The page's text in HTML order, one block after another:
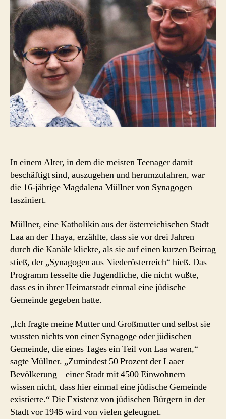
In einem Alter, in dem die meisten Teenager damit
beschäftigt sind, auszugehen und herumzufahren, war
die 16-jährige Magdalena Müllner von Synagogen
fasziniert.
Müllner, eine Katholikin aus der österreichischen Stadt
Laa an der Thaya, erzählte, dass sie vor drei Jahren
durch die Kanäle klickte, als sie auf einen kurzen Beitrag
stieß, der „Synagogen aus Niederösterreich“ hieß. Das
Programm fesselte die Jugendliche, die nicht wußte,
dass es in ihrer Heimatstadt einmal eine jüdische
Gemeinde gegeben hatte.
„Ich fragte meine Mutter und Großmutter und selbst sie
wussten nichts von einer Synagoge oder jüdischen
Gemeinde, die eines Tages ein Teil von Laa waren,“
sagte Müllner. „Zumindest 50 Prozent der Laaer
Bevölkerung – einer Stadt mit 4500 Einwohnern –
wissen nicht, dass hier einmal eine jüdische Gemeinde
existierte.“ Die Existenz von jüdischen Bürgern in der
Stadt vor 1945 wird von vielen geleugnet.